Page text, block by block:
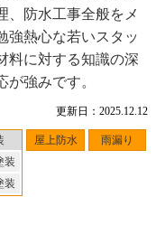
更新日：2025.12.12
装
装
屋上防水 雨漏り
、防水工事全般をメ
強熱心な若いスタッ
料に対する知識の深
強みです。